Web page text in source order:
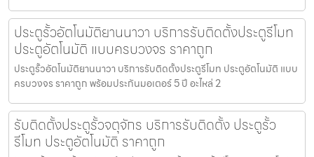
ประตูรั้วอัตโนมัติยานนาวา บริการรับติดตั้งประตูรีโมท
ประตูอัตโนมัติ แบบครบวงจร ราคาถูก
ประตูรั้วอัตโนมัติยานนาวา บริการรับติดตั้งประตูรีโมท ประตูอัตโนมัติ แบบ
ครบวงจร ราคาถูก พร้อมประกันมอเตอร์ 5 ปี อะไหล่ 2
รับติดตั้งประตูรั้วจตุจักร บริการรับติดตั้ง ประตูรั้ว
รีโมท ประตูอัตโนมัติ ราคาถูก